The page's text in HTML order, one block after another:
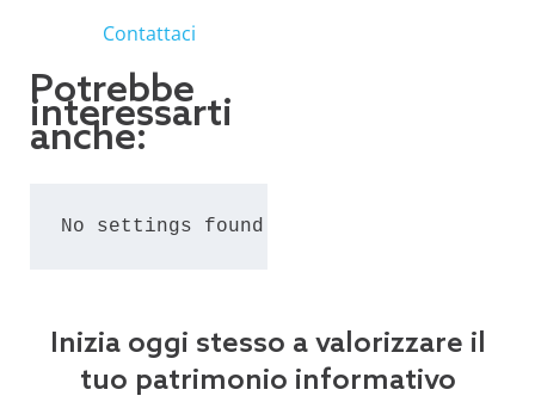
Contattaci
Potrebbe
interessarti
anche:
No settings found for the grid #25.
Inizia oggi stesso a valorizzare il
tuo patrimonio informativo